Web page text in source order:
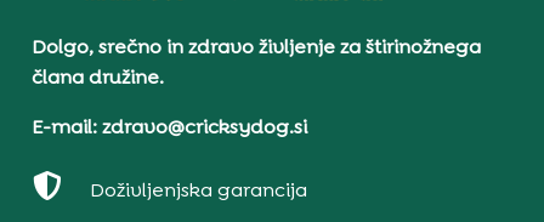
Dolgo, srečno in zdravo življenje za štirinožnega
člana družine.
E-mail: zdravo@cricksydog.si
 Doživljenjska garancija